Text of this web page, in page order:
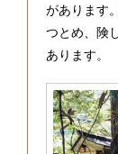
があります
つとめ、険
あります。